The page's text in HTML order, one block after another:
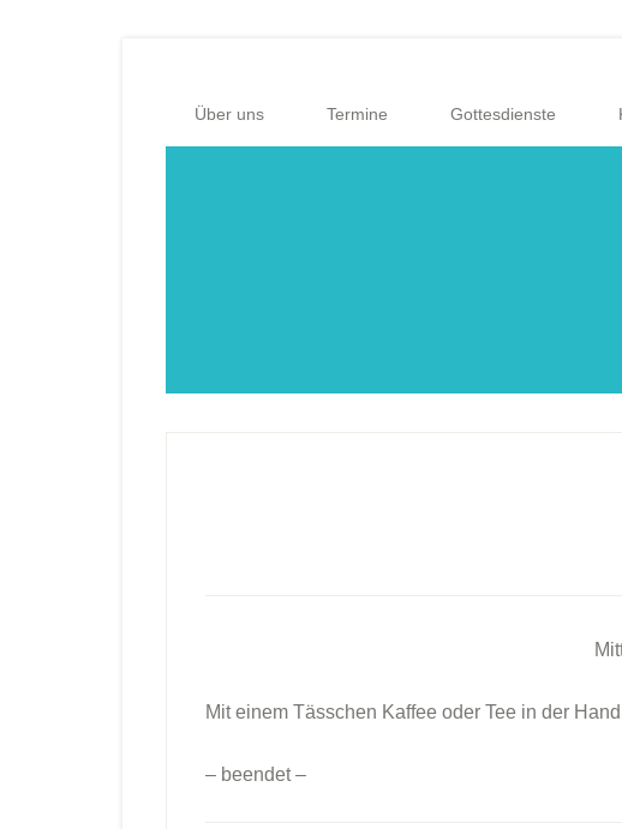
Über uns Termine Gottesdienste
Mit einem Tässchen Kaffee oder Tee in der
– beendet –